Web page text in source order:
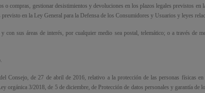
o compras, gestionar desistimientos y devoluciones en los plazos legales previstos
en la Ley General para la Defensa de los Consumidores y Usuarios y leyes
con sus áreas de interés, por cualquier medio sea postal, telemático; o a través de
Consejo, de 27 de abril de 2016, relativo a la protección de las personas físicas
orgánica 3/2018, de 5 de diciembre, de Protección de datos personales y garantía